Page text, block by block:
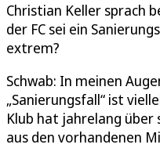
Christian Keller sprach
der FC sei ein
extrem?
Schwab: In meinen
„Sanierungsfall“ ist
Klub hat jahrelang über
aus den vorhandenen